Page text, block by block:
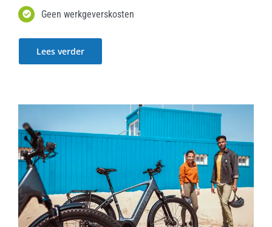
Geen werkgeverskosten
Lees verder